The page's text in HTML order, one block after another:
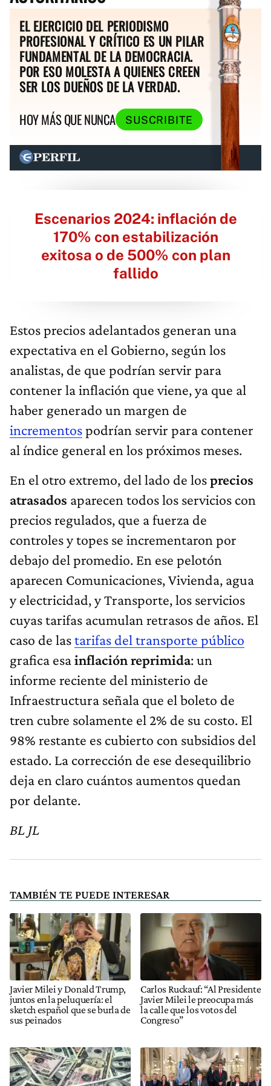
EL EJERCICIO DEL PERIODISMO
PROFESIONAL Y CRÍTICO ES UN PILAR
FUNDAMENTAL DE LA DEMOCRACIA.
POR ESO MOLESTA A QUIENES CREEN
SER LOS DUEÑOS DE LA VERDAD.
HOY MÁS QUE NUNCA
SUSCRIBITE
Escenarios 2024: inflación de
170% con estabilización
exitosa o de 500% con plan
fallido
Estos precios adelantados generan una
expectativa en el Gobierno, según los
analistas, de que podrían servir para
contener la inflación que viene, ya que al
haber generado un margen de
incrementospodrían servir para contener
al índice general en los próximos meses.
En el otro extremo, del lado de losprecios
atrasados aparecen todos los servicios con
precios regulados, que a fuerza de
controles y topes se incrementaron por
debajo del promedio. En ese pelotón
aparecen Comunicaciones, Vivienda, agua
y electricidad, y Transporte, los servicios
cuyas tarifas acumulan retrasos de años. El
caso de lastarifas del transporte público
grafica esainflación reprimida: un
informe reciente del ministerio de
Infraestructura señala que el boleto de
tren cubre solamente el 2% de su costo. El
98% restante es cubierto con subsidios del
estado. La corrección de ese desequilibrio
deja en claro cuántos aumentos quedan
por delante.
BL JL
TAMBIÉN TE PUEDE INTERESAR
Javier Milei y Donald Trump,
juntos en la peluquería: el
sketch español que se burla de
sus peinados
Carlos Ruckauf: “Al Presidente
Javier Milei le preocupa más
la calle que los votos del
Congreso”